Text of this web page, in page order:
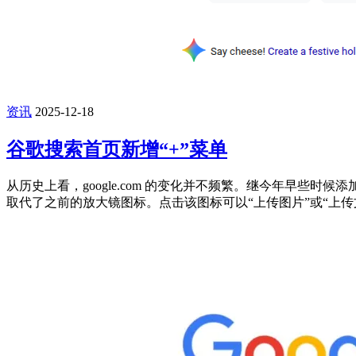
资讯 2025-12-18
谷歌搜索首页新增“+”菜单
从历史上看，google.com 的变化并不频繁。继今年早些时候
取代了之前的放大镜图标。点击该图标可以“上传图片”或“上